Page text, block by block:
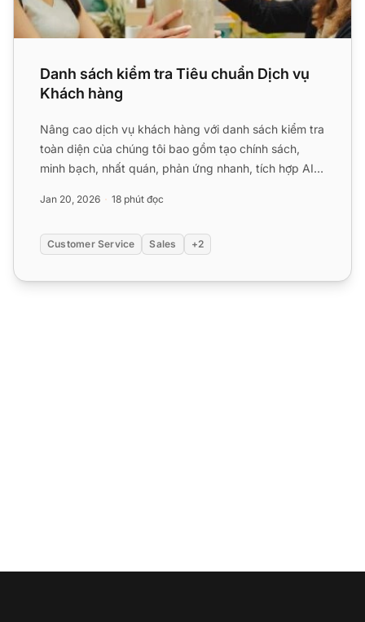
Danh sách kiểm tra Tiêu chuẩn Dịch vụ
Khách hàng
Nâng cao dịch vụ khách hàng với danh sách kiểm tra
toàn diện của chúng tôi bao gồm tạo chính sách,
minh bạch, nhất quán, phản ứng nhanh, tích hợp AI
Jan 20, 2026 18 phút đọc
Customer Service Sales +2